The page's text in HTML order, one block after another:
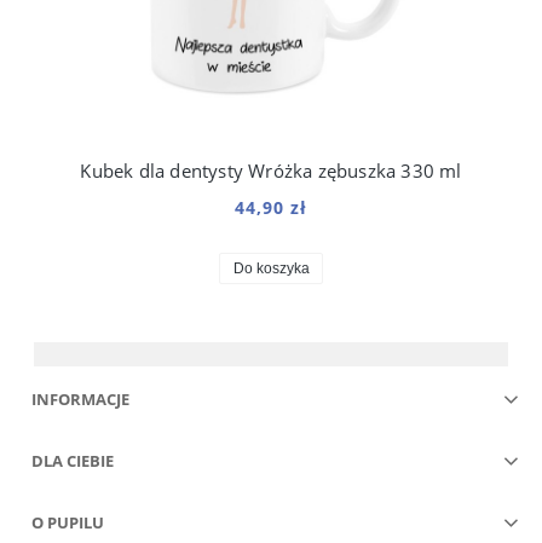
Kubek dla dentysty Wróżka zębuszka 330 ml
44,90 zł
Do koszyka
INFORMACJE
DLA CIEBIE
O PUPILU